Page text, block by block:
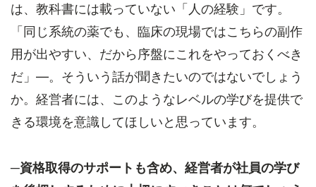
は、教科書には載っていない「人の経験」です。
「同じ系統の薬でも、臨床の現場ではこちらの副作
用が出やすい、だから序盤にこれをやっておくべき
だ」—。そういう話が聞きたいのではないでしょう
か。経営者には、このようなレベルの学びを提供で
きる環境を意識してほしいと思っています。
─資格取得のサポートも含め、経営者が社員の学び